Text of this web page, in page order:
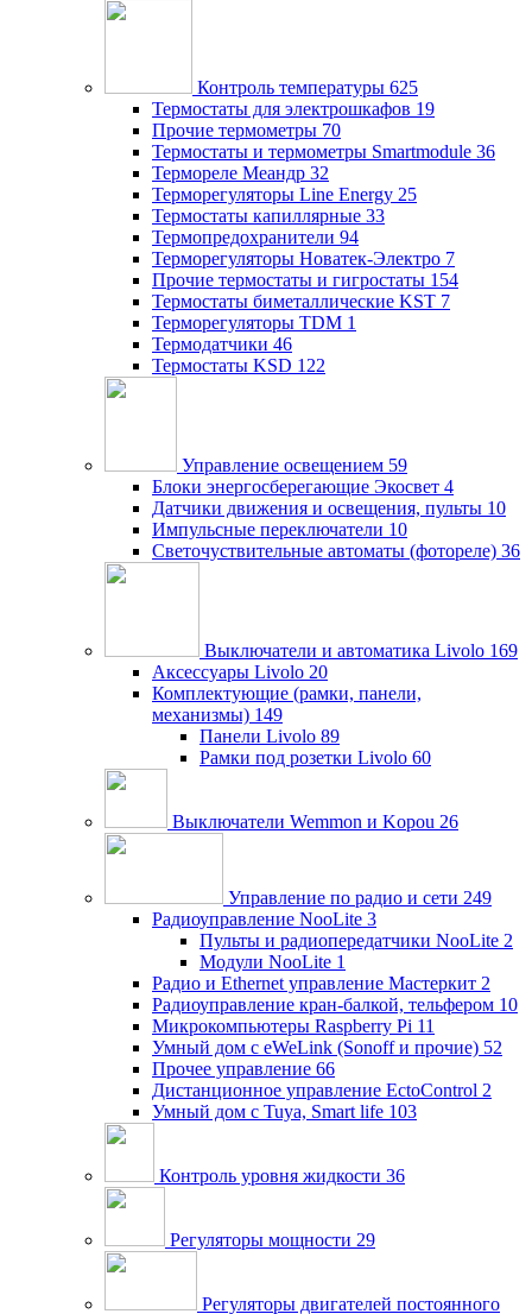
Контроль температуры 625
Термостаты для электрошкафов 19
Прочие термометры 70
Термостаты и термометры Smartmodule 36
Термореле Меандр 32
Терморегуляторы Line Energy 25
Термостаты капиллярные 33
Термопредохранители 94
Терморегуляторы Новатек-Электро 7
Прочие термостаты и гигростаты 154
Термостаты биметаллические KST 7
Терморегуляторы TDM 1
Термодатчики 46
Термостаты KSD 122
Управление освещением 59
Блоки энергосберегающие Экосвет 4
Датчики движения и освещения, пульты 10
Импульсные переключатели 10
Светочуствительные автоматы (фотореле) 36
Выключатели и автоматика Livolo 169
Аксессуары Livolo 20
Комплектующие (рамки, панели,
механизмы) 149
Панели Livolo 89
Рамки под розетки Livolo 60
Выключатели Wemmon и Kopou 26
Управление по радио и сети 249
Радиоуправление NooLite 3
Пульты и радиопередатчики NooLite 2
Модули NooLite 1
Радио и Ethernet управление Мастеркит 2
Радиоуправление кран-балкой, тельфером 10
Микрокомпьютеры Raspberry Pi 11
Умный дом c eWeLink (Sonoff и прочие) 52
Прочее управление 66
Дистанционное управление EctoControl 2
Умный дом с Tuya, Smart life 103
Контроль уровня жидкости 36
Регуляторы мощности 29
Регуляторы двигателей постоянного